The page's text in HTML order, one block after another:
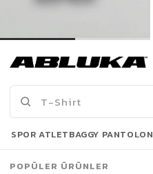
449,90 TL
649,90 TL
Son Bakılanlar
SPOR ATLETBAGGY PANTOLON
POPÜLER ÜRÜNLER